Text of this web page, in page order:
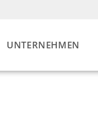
UNTERNEHMEN